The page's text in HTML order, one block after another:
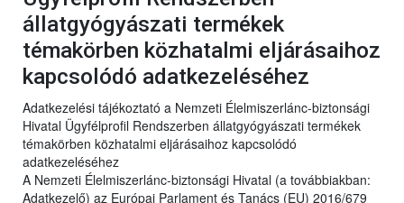
állatgyógyászati termékek
témakörben közhatalmi eljárásaihoz
kapcsolódó adatkezeléséhez
Adatkezelési tájékoztató a Nemzeti Élelmiszerlánc-biztonsági
Hivatal Ügyfélprofil Rendszerben állatgyógyászati termékek
témakörben közhatalmi eljárásaihoz kapcsolódó
adatkezeléséhez
A Nemzeti Élelmiszerlánc-biztonsági Hivatal (a továbbiakban:
Adatkezelő) az Európai Parlament és Tanács (EU) 2016/679